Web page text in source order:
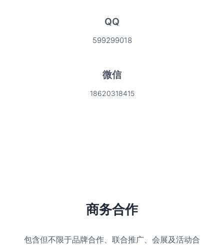
QQ
599299018
微信
18620318415
商务合作
包含但不限于品牌合作、联合推广、会展及活动合